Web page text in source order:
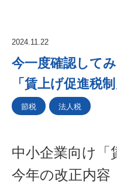
2024.11.22
今一度確認して
「賃上げ促進税
節税 法人税
中小企業向け「
今年の改正内容